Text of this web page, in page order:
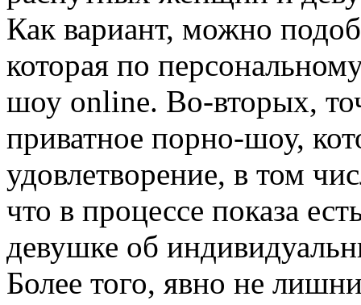
Как вариант, можно
которая по
шоу online. Во-вторых,
приватное порно-шоу,
удовлетворение, в том
что в процессе показа
девушке об
Более того, явно не